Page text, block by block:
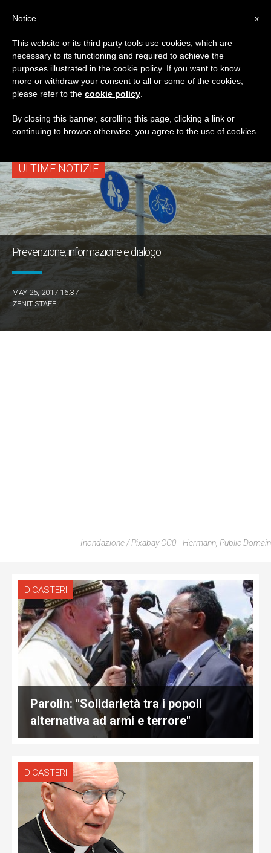
TAG
Posts Tagged
‘Segretario Di Stato’
ULTIME NOTIZIE
Prevenzione, informazione e dialogo
MAY 25, 2017 16:37
ZENIT STAFF
Inondazione / Pixabay CC0 - Hermann, Public Domain
DICASTERI
Parolin: "Solidarietà tra i popoli
alternativa ad armi e terrore"
DICASTERI
x
Notice
This website or its third party tools use cookies, which are
necessary to its functioning and required to achieve the
purposes illustrated in the cookie policy. If you want to know
more or withdraw your consent to all or some of the cookies,
please refer to the cookie policy
By closing this banner, scrolling this page, clicking a link or
continuing to browse otherwise, you agree to the use of cookies.